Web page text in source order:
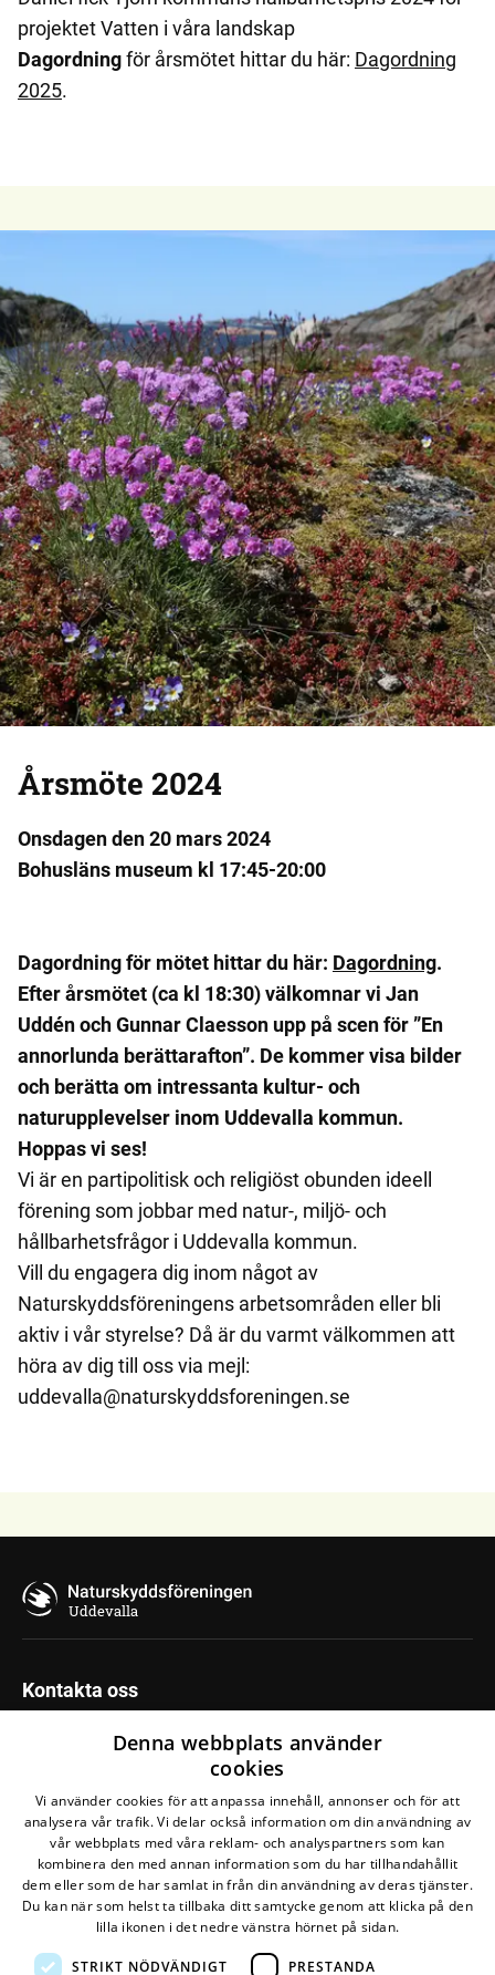
projektet Vatten i våra landskap
Dagordningför årsmötet hittar du här: Dagordning
2025.
Årsmöte 2024
Onsdagen den 20 mars 2024
Bohusläns museum kl 17:45-20:00
Dagordning för mötet hittar du här: Dagordning.
Efter årsmötet (ca kl 18:30) välkomnar vi Jan
Uddén och Gunnar Claesson upp på scen för ”En
annorlunda berättarafton”. De kommer visa bilder
och berätta om intressanta kultur- och
naturupplevelser inom Uddevalla kommun.
Hoppas vi ses!
Vi är en partipolitisk och religiöst obunden ideell
förening som jobbar med natur-, miljö- och
hållbarhetsfrågor i Uddevalla kommun.
Vill du engagera dig inom något av
Naturskyddsföreningens arbetsområden eller bli
aktiv i vår styrelse? Då är du varmt välkommen att
höra av dig till oss via mejl:
uddevalla@naturskyddsforeningen.se
Uddevalla
Kontakta oss
uddevalla@naturskyddsforeningen.se
Följ din krets
Denna webbplats använder
cookies
Vi använder cookies för att anpassa innehåll, annonser och för att
analysera vår trafik. Vi delar också information om din användning av
vår webbplats med våra reklam- och analyspartners som kan
kombinera den med annan information som du har tillhandahållit
dem eller som de har samlat in från din användning av deras tjänster.
Du kan när som helst ta tillbaka ditt samtycke genom att klicka på den
lilla ikonen i det nedre vänstra hörnet på sidan.
STRIKT NÖDVÄNDIGT PRESTANDA